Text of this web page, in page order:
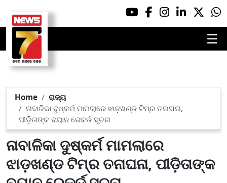
☰
Home
ରାଜ୍ୟ
ନାବାଳିକା ଦୁଷ୍କର୍ମ ମାମଲାରେ ଝାଡ଼ଖଣ୍ଡ ଟିମ୍‌ର ତନାଘନା,
ପୀଡ଼ିତାଙ୍କ ବୟାନ ରେକର୍ଡ ସୂଚନା
ନାବାଳିକା ଦୁଷ୍କର୍ମ ମାମଲାରେ
ଝାଡ଼ଖଣ୍ଡ ଟିମ୍‌ର ତନାଘନା, ପୀଡ଼ିତାଙ୍କ